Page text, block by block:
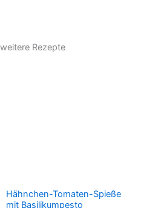
weitere Rezepte
Hähnchen-Tomaten-Spieße
mit Basilikumpesto